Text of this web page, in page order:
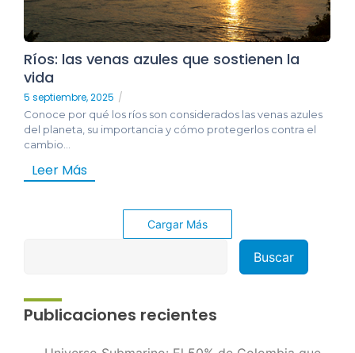
Ríos: las venas azules que sostienen la
vida
5 septiembre, 2025 /
Conoce por qué los ríos son considerados las venas azules
del planeta, su importancia y cómo protegerlos contra el
cambio...
Leer Más
Cargar Más
Publicaciones recientes